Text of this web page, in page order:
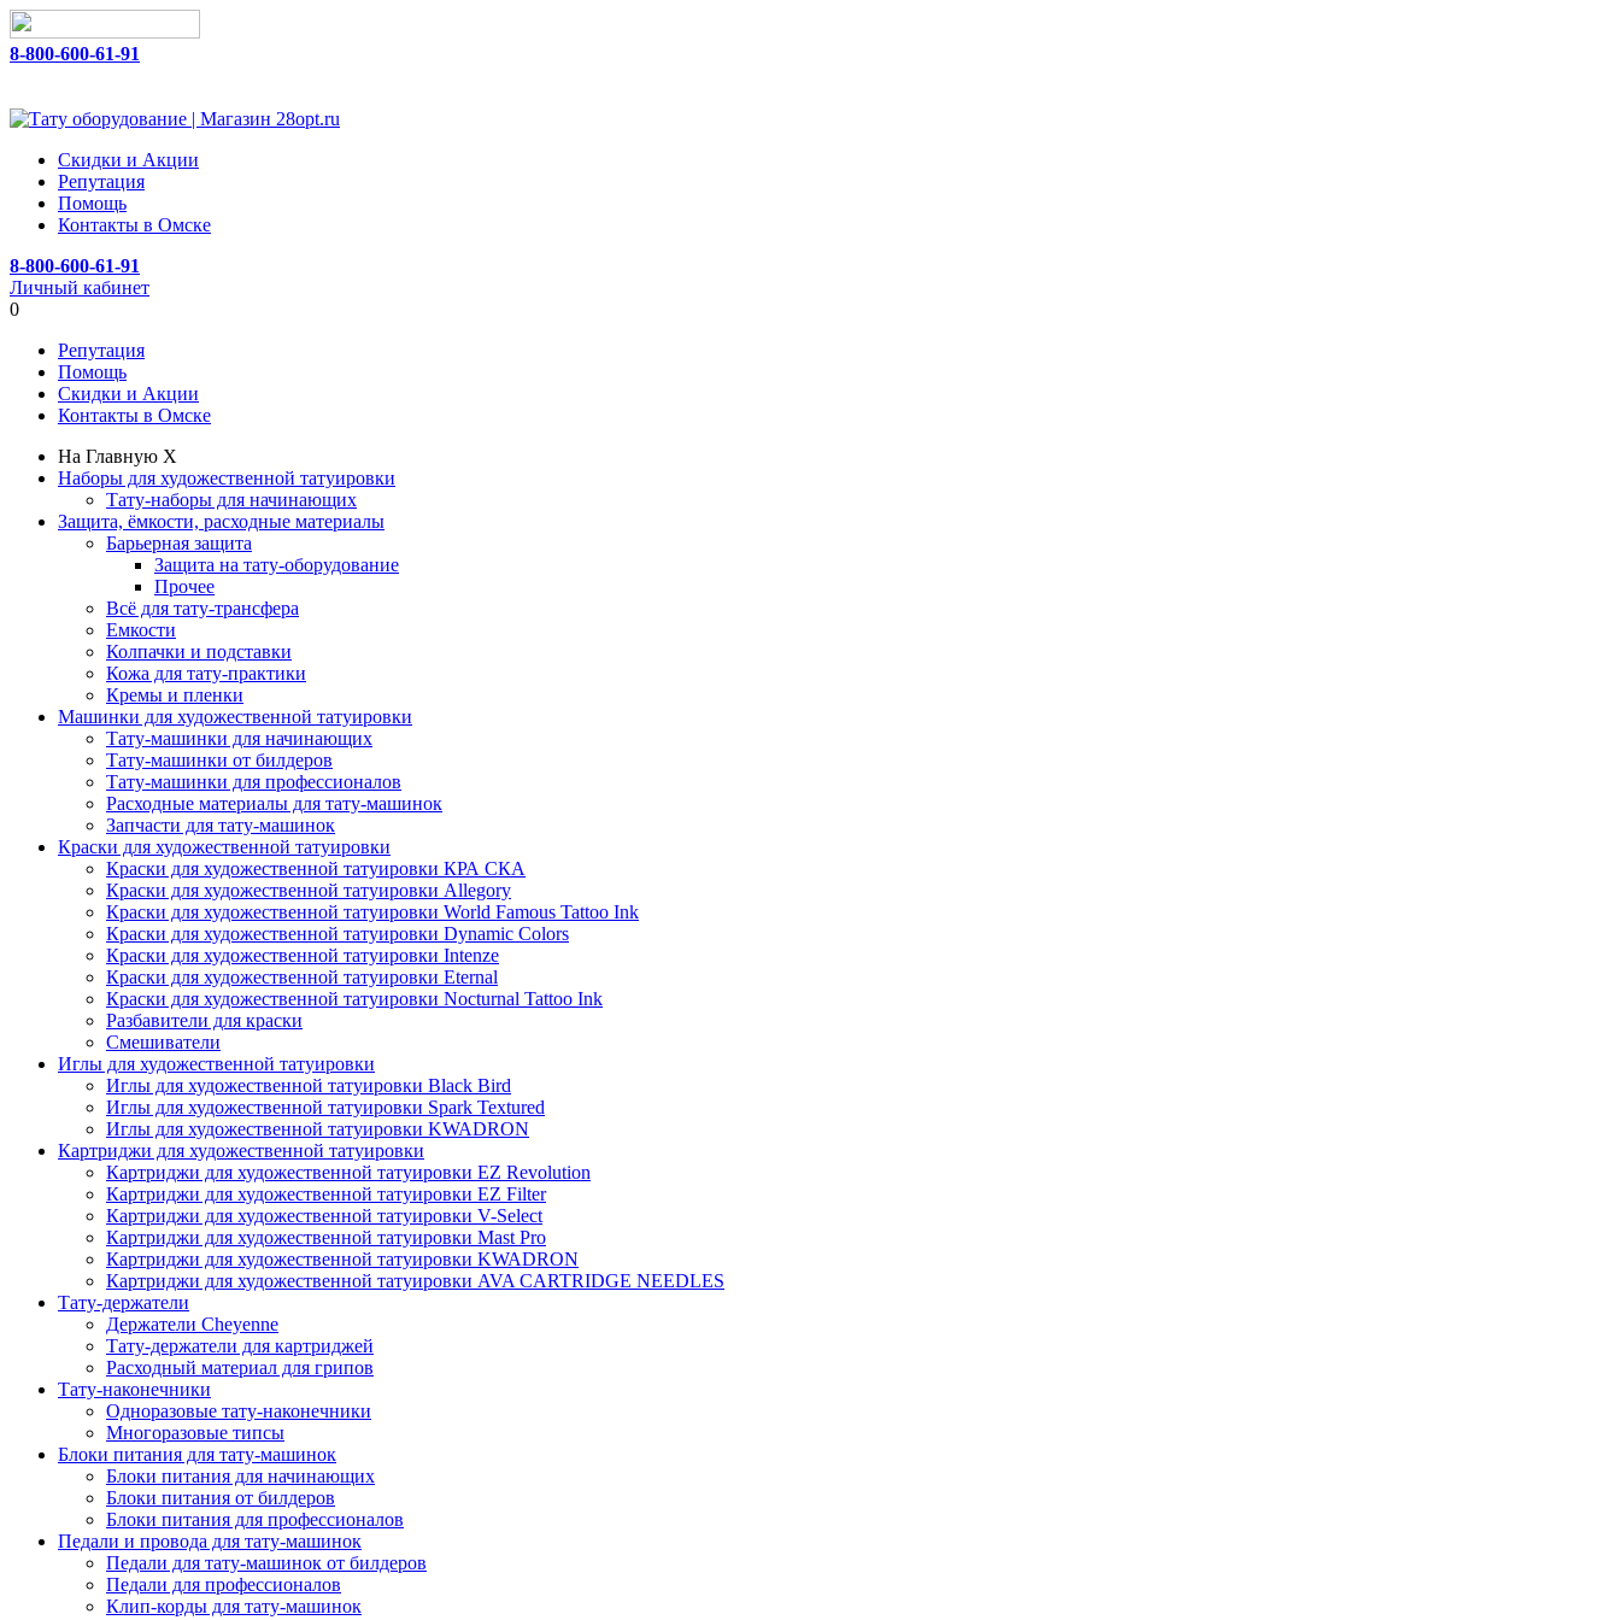
8-800-600-61-91
Скидки и Акции
Репутация
Помощь
Контакты в Омске
8-800-600-61-91
Личный кабинет
0
Репутация
Помощь
Скидки и Акции
Контакты в Омске
На Главную X
Наборы для художественной татуировки
Тату-наборы для начинающих
Защита, ёмкости, расходные материалы
Барьерная защита
Защита на тату-оборудование
Прочее
Всё для тату-трансфера
Емкости
Колпачки и подставки
Кожа для тату-практики
Кремы и пленки
Машинки для художественной татуировки
Тату-машинки для начинающих
Тату-машинки от билдеров
Тату-машинки для профессионалов
Расходные материалы для тату-машинок
Запчасти для тату-машинок
Краски для художественной татуировки
Краски для художественной татуировки КРА СКА
Краски для художественной татуировки Allegory
Краски для художественной татуировки World Famous Tattoo Ink
Краски для художественной татуировки Dynamic Colors
Краски для художественной татуировки Intenze
Краски для художественной татуировки Eternal
Краски для художественной татуировки Nocturnal Tattoo Ink
Разбавители для краски
Смешиватели
Иглы для художественной татуировки
Иглы для художественной татуировки Black Bird
Иглы для художественной татуировки Spark Textured
Иглы для художественной татуировки KWADRON
Картриджи для художественной татуировки
Картриджи для художественной татуировки EZ Revolution
Картриджи для художественной татуировки EZ Filter
Картриджи для художественной татуировки V-Select
Картриджи для художественной татуировки Mast Pro
Картриджи для художественной татуировки KWADRON
Картриджи для художественной татуировки AVA CARTRIDGE NEEDLES
Тату-держатели
Держатели Cheyenne
Тату-держатели для картриджей
Расходный материал для грипов
Тату-наконечники
Одноразовые тату-наконечники
Многоразовые типсы
Блоки питания для тату-машинок
Блоки питания для начинающих
Блоки питания от билдеров
Блоки питания для профессионалов
Педали и провода для тату-машинок
Педали для тату-машинок от билдеров
Педали для профессионалов
Клип-корды для тату-машинок